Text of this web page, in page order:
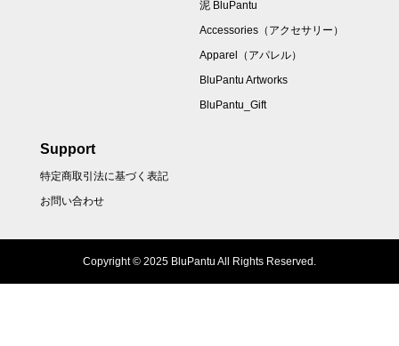
泥 BluPantu
Accessories（アクセサリー）
Apparel（アパレル）
BluPantu Artworks
BluPantu_Gift
Support
特定商取引法に基づく表記
お問い合わせ
Copyright © 2025 BluPantu All Rights Reserved.